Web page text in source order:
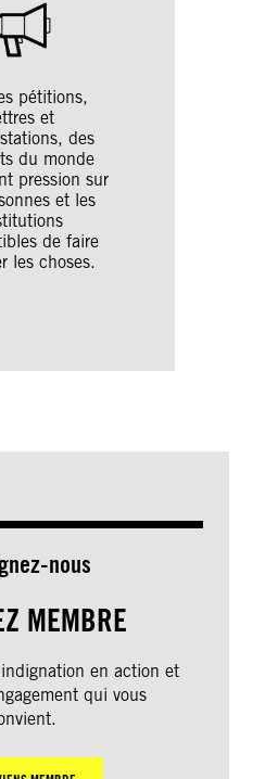
pétitions,
et
des
du monde
pression sur
et les
de faire
les choses.
nous
MEMBRE
en action et
qui vous